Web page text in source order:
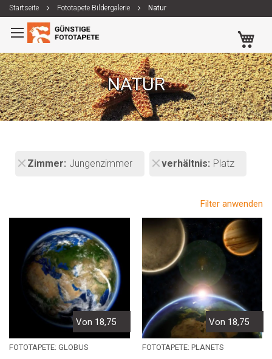
Startseite Fototapete Bildergalerie Natur
Zum
Inhalt
springen
NATUR
Zimmer Jungenzimmer verhältnis Platz
Filter anwenden
Von 18,75
FOTOTAPETE: GLOBUS
Von 18,75
FOTOTAPETE: PLANETS